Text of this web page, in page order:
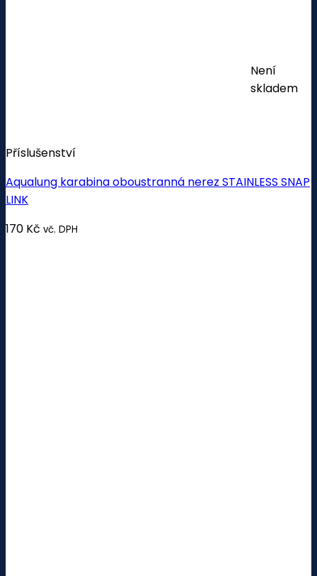
Není
skladem
Příslušenství
Aqualung karabina oboustranná nerez STAINLESS SNAP
LINK
170 Kč vč. DPH